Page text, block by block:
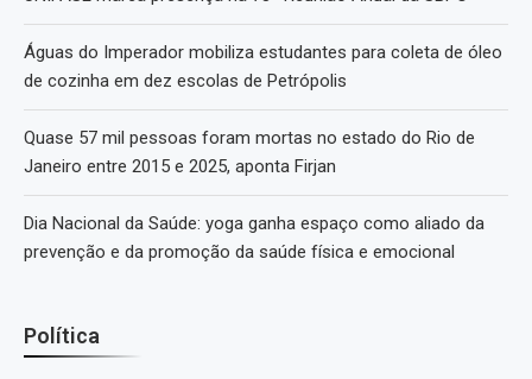
Águas do Imperador mobiliza estudantes para coleta de óleo
de cozinha em dez escolas de Petrópolis
Quase 57 mil pessoas foram mortas no estado do Rio de
Janeiro entre 2015 e 2025, aponta Firjan
Dia Nacional da Saúde: yoga ganha espaço como aliado da
prevenção e da promoção da saúde física e emocional
Política